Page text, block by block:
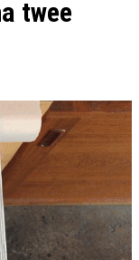
twee